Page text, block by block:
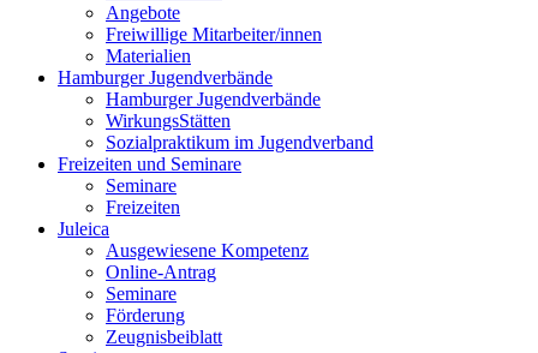
Angebote
Freiwillige Mitarbeiter/innen
Materialien
Hamburger Jugendverbände
Hamburger Jugendverbände
WirkungsStätten
Sozialpraktikum im Jugendverband
Freizeiten und Seminare
Seminare
Freizeiten
Juleica
Ausgewiesene Kompetenz
Online-Antrag
Seminare
Förderung
Zeugnisbeiblatt